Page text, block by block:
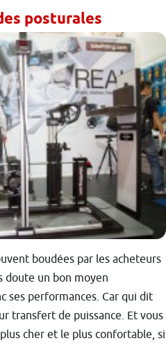
posturales
boudées par les acheteurs
doute un bon moyen
ses performances. Car qui dit
transfert de puissance. Et vous
cher et le plus confortable, si